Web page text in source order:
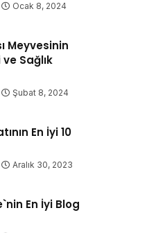
Ocak 8, 2024
Meyvesinin
Sağlık
Şubat 8, 2024
En İyi 10
Aralık 30, 2023
En İyi Blog